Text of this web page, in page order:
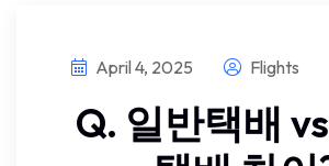
April 4, 2025 Flights
Q. 일반택배